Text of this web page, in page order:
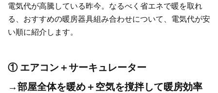
電気代が高騰している昨今。なるべく省エネで暖を取れ
る、おすすめの暖房器具組み合わせについて、電気代が安
い順に紹介します。
① エアコン＋サーキュレーター
→部屋全体を暖め＋空気を撹拌して暖房効率